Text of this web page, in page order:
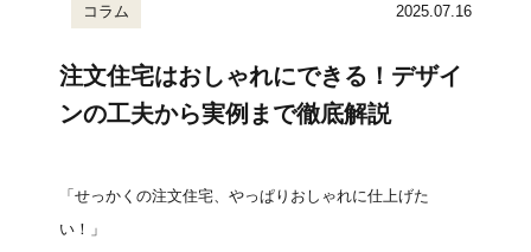
コラム 2025.07.16
注文住宅はおしゃれにできる！デザイ
ンの工夫から実例まで徹底解説
「せっかくの注文住宅、やっぱりおしゃれに仕上げた
い！」